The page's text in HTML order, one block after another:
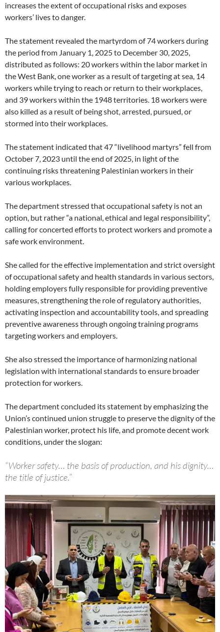
increases the extent of occupational risks and exposes
workers’ lives to danger.
The statement revealed the martyrdom of 74 workers during
the period from January 1, 2025 to December 30, 2025,
distributed as follows: 20 workers within the labor market in
the West Bank, one worker as a result of targeting at sea, 14
workers while trying to reach or return to their workplaces,
and 39 workers within the 1948 territories. 18 workers were
also killed as a result of being shot, arrested, pursued, or
stormed into their workplaces.
The statement indicated that 47 “livelihood martyrs” fell from
October 7, 2023 until the end of 2025, in light of the
continuing risks threatening Palestinian workers in their
various workplaces.
The department stressed that occupational safety is not an
option, but rather “a national, ethical and legal responsibility”,
calling for concerted efforts to protect workers and promote a
safe work environment.
She called for the effective implementation and strict oversight
of occupational safety and health standards in various sectors,
holding employers fully responsible for providing preventive
measures, strengthening the role of regulatory authorities,
activating inspection and accountability tools, and spreading
preventive awareness through ongoing training programs
targeting workers and employers.
She also stressed the importance of harmonizing national
legislation with international standards to ensure broader
protection for workers.
The department concluded its statement by emphasizing the
Union’s continued union struggle to preserve the dignity of the
Palestinian worker, protect his life, and promote decent work
conditions, under the slogan:
“Worker safety… the basis of production, and his dignity…
the title of justice.”